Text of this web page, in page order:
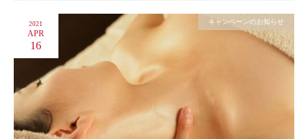
2021
APR
16
キャンペーンのお知らせ